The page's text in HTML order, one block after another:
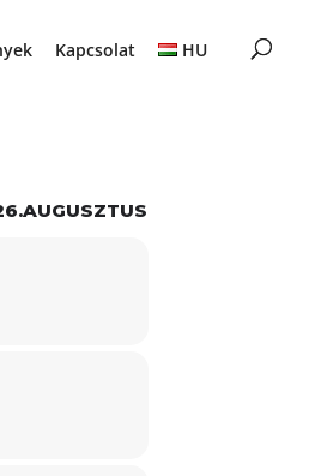
Kapcsolat HU